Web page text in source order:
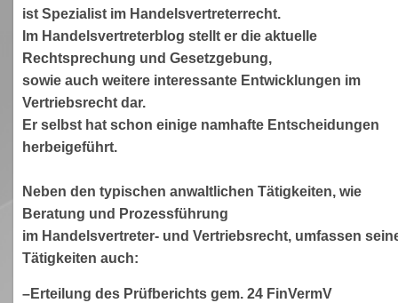
ist Spezialist im Handelsvertreterrecht.
Im Handelsvertreterblog stellt er die aktuelle
Rechtsprechung und Gesetzgebung,
sowie auch weitere interessante Entwicklungen im
Vertriebsrecht dar.
Er selbst hat schon einige namhafte Entscheidungen
herbeigeführt.
Neben den typischen anwaltlichen Tätigkeiten, wie
Beratung und Prozessführung
im Handelsvertreter- und Vertriebsrecht, umfassen
Tätigkeiten auch:
–Erteilung des Prüfberichts gem. 24 FinVermV